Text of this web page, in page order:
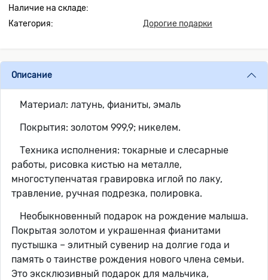
Наличие на складе:
Категория:
Дорогие подарки
Описание
Материал: латунь, фианиты, эмаль
Покрытия: золотом 999,9; никелем.
Техника исполнения: токарные и слесарные
работы, рисовка кистью на металле,
многоступенчатая гравировка иглой по лаку,
травление, ручная подрезка, полировка.
Необыкновенный подарок на рождение малыша.
Покрытая золотом и украшенная фианитами
пустышка – элитный сувенир на долгие года и
память о таинстве рождения нового члена семьи.
Это эксклюзивный подарок для мальчика,